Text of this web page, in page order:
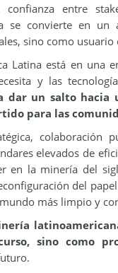
confianza entre
se convierte en
sino como
Latina está en una
y las
dar un salto
para las
colaboración
elevados de
en la minería del
del
más limpio y
sino como